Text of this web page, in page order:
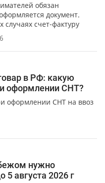
обязан
документ.
счет-фактуру
в РФ: какую
оформлении СНТ?
оформлении СНТ на ввоз
нужно
5 августа 2026 г